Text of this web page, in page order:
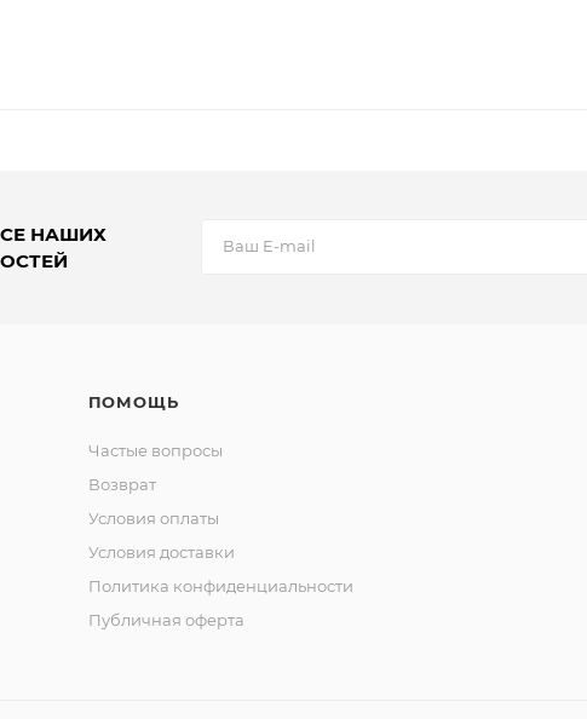
НАШИХ
ПОМОЩЬ
Частые вопросы
Возврат
Условия оплаты
Условия доставки
Политика конфиденциальности
Публичная оферта